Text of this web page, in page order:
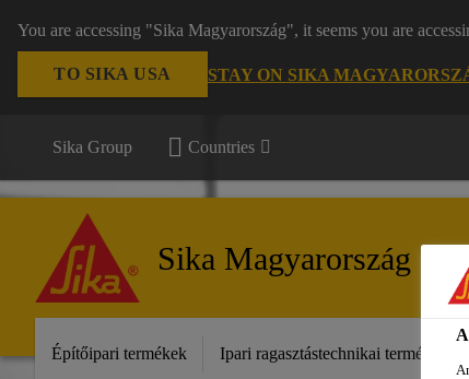
You are accessing "Sika Magyarország", it seems you are
TO SIKA USA STAY ON SIKA
Sika Group Countries
Sika Magyarország
Építőipari termékek Ipari ragasztástechnikai termékek